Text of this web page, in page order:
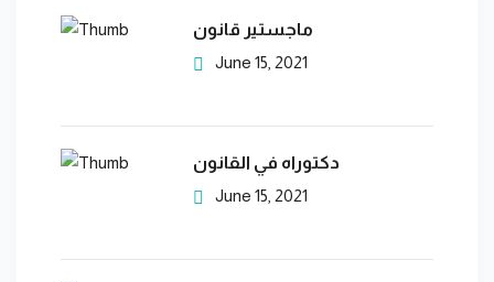
ماجستير قانون
June 15, 2021
دكتوراه في القانون
June 15, 2021